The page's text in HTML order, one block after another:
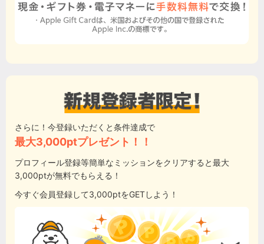
さらに！今登録いただくと条件達成で
最大3,000ptプレゼント！！
プロフィール登録等簡単なミッションをクリアすると最大
3,000ptが無料でもらえる！
今すぐ会員登録して3,000ptをGETしよう！